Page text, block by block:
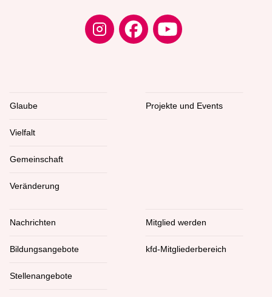
Glaube
Vielfalt
Gemeinschaft
Veränderung
Projekte und Events
Nachrichten
Bildungsangebote
Stellenangebote
Mitglied werden
kfd-Mitgliederbereich